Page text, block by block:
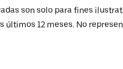
son solo para fines
últimos 12 meses. No